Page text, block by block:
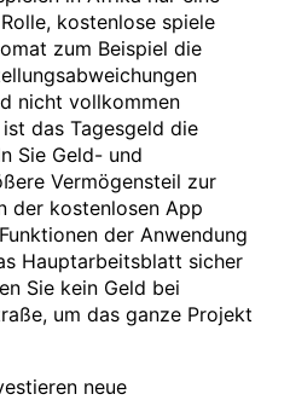
kostenlose spiele
zum Beispiel die
nicht vollkommen
das Tagesgeld die
Sie Geld- und
Vermögensteil zur
der kostenlosen App
der Anwendung
Hauptarbeitsblatt sicher
Sie kein Geld bei
um das ganze Projekt
neue